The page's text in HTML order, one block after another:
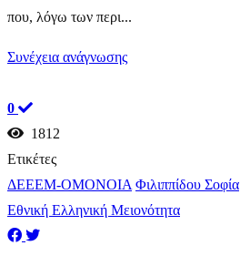
που, λόγω των περι...
Συνέχεια ανάγνωσης
0
1812
Ετικέτες
ΔΕΕΕΜ-ΟΜΟΝΟΙΑ Φιλιππίδου Σοφία
Εθνική Ελληνική Μειονότητα